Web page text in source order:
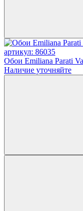
артикул: 86035
Обои Emiliana Parati
Наличие уточняйте